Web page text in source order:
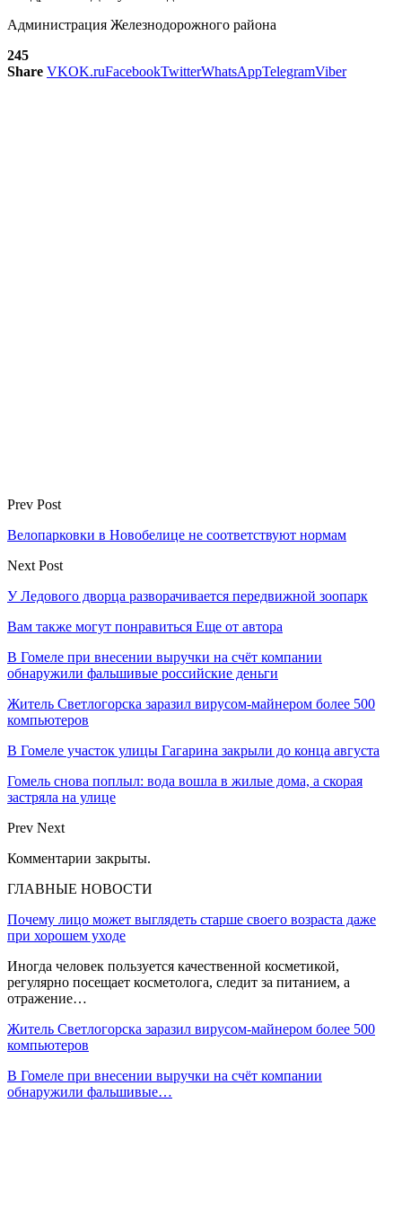
Администрация Железнодорожного района
245
Share VKOK.ruFacebookTwitterWhatsAppTelegramViber
Prev Post
Велопарковки в Новобелице не соответствуют нормам
Next Post
У Ледового дворца разворачивается передвижной зоопарк
Вам также могут понравиться Еще от автора
В Гомеле при внесении выручки на счёт компании
обнаружили фальшивые российские деньги
Житель Светлогорска заразил вирусом-майнером более 500
компьютеров
В Гомеле участок улицы Гагарина закрыли до конца августа
Гомель снова поплыл: вода вошла в жилые дома, а скорая
застряла на улице
Prev Next
Комментарии закрыты.
ГЛАВНЫЕ НОВОСТИ
Почему лицо может выглядеть старше своего возраста даже
при хорошем уходе
Иногда человек пользуется качественной косметикой,
регулярно посещает косметолога, следит за питанием, а
отражение…
Житель Светлогорска заразил вирусом-майнером более 500
компьютеров
В Гомеле при внесении выручки на счёт компании
обнаружили фальшивые…